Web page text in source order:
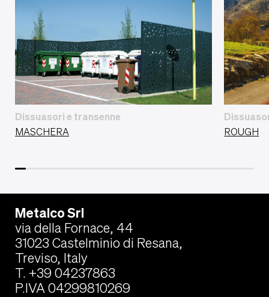
Dissuasori e transenne
MASCHERA
ROUGH
Metalco Srl
via della Fornace, 44
31023 Castelminio di Resana,
Treviso, Italy
T. +39 04237863
P.IVA 04299810269